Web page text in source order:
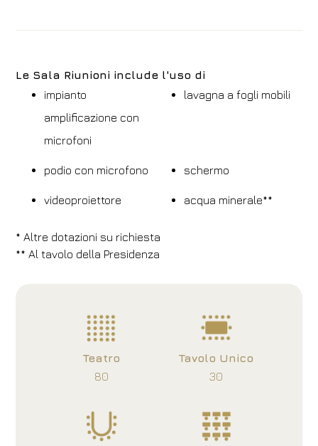
Le Sala Riunioni include l'uso di
impianto
amplificazione con
microfoni
lavagna a fogli mobili
podio con microfono schermo
videoproiettore acqua minerale**
* Altre dotazioni su richiesta
** Al tavolo della Presidenza
Teatro
80
Tavolo Unico
30